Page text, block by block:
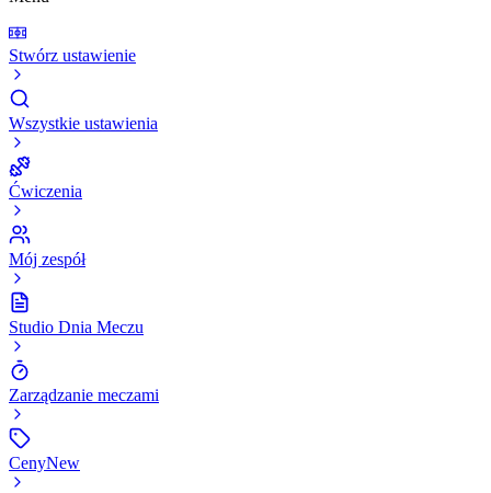
Stwórz ustawienie
Wszystkie ustawienia
Ćwiczenia
Mój zespół
Studio Dnia Meczu
Zarządzanie meczami
CenyNew